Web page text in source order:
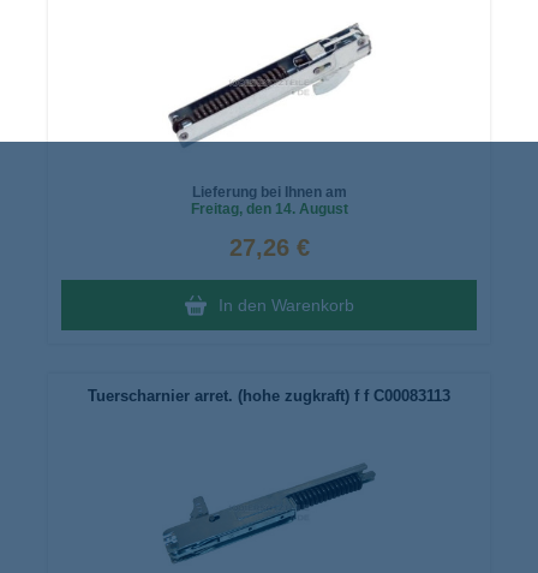
Lieferung bei Ihnen am
Freitag, den 14. August
27,26 €
In den Warenkorb
Tuerscharnier arret. (hohe zugkraft) f f C00083113